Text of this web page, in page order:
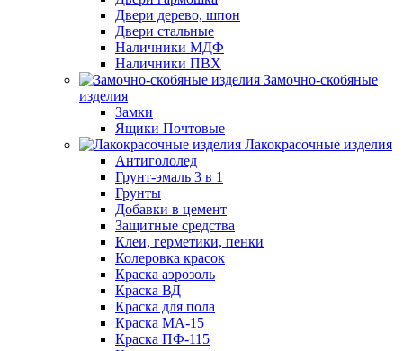
Двери дерево, шпон
Двери стальные
Наличники МДФ
Наличники ПВХ
Замочно-скобяные
изделия
Замки
Ящики Почтовые
Лакокрасочные изделия
Антигололед
Грунт-эмаль 3 в 1
Грунты
Добавки в цемент
Защитные средства
Клеи, герметики, пенки
Колеровка красок
Краска аэрозоль
Краска ВД
Краска для пола
Краска МА-15
Краска ПФ-115